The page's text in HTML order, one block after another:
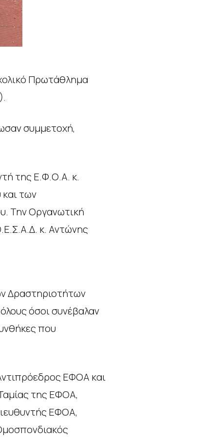
Πρωτάθλημα
συμμετοχή,
της Ε.Φ.Ο.Α. κ.
των
Την Οργανωτική
κ. Αντώνης
Δραστηριοτήτων
όσοι συνέβαλαν
που
ΕΦΟΑ και
της ΕΦΟΑ,
ΕΦΟΑ,